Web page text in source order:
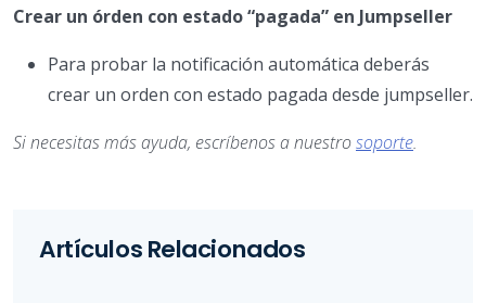
Crear un órden con estado “pagada” en Jumpseller
Para probar la notificación automática deberás
crear un orden con estado pagada desde jumpseller.
Si necesitas más ayuda, escríbenos a nuestrosoporte.
Artículos Relacionados